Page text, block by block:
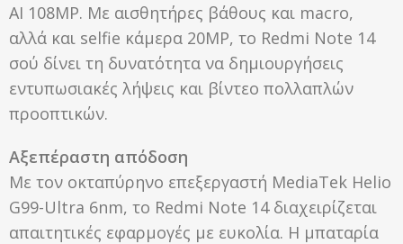
AI 108MP. Με αισθητήρες βάθους και macro,
αλλά και selfie κάμερα 20MP, το Redmi Note 14
σού δίνει τη δυνατότητα να δημιουργήσεις
εντυπωσιακές λήψεις και βίντεο πολλαπλών
προοπτικών.
Αξεπέραστη απόδοση
Με τον οκταπύρηνο επεξεργαστή MediaTek Helio
G99-Ultra 6nm, το Redmi Note 14 διαχειρίζεται
απαιτητικές εφαρμογές με ευκολία. Η μπαταρία